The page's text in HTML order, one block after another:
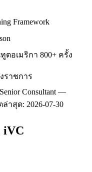
Framework
อเมริกา 800+ ครั้ง
ราชการ
Senior Consultant —
ล่าสุด: 2026-07-30
iVC